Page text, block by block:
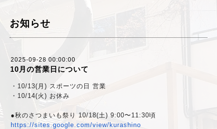
お知らせ
2025-09-28 00:00:00
10月の営業日について
・10/13(月) スポーツの日 営業
・10/14(火) お休み
●秋のさつまいも祭り 10/18(土) 9:00〜11:30頃
https://sites.google.com/view/ kurashino